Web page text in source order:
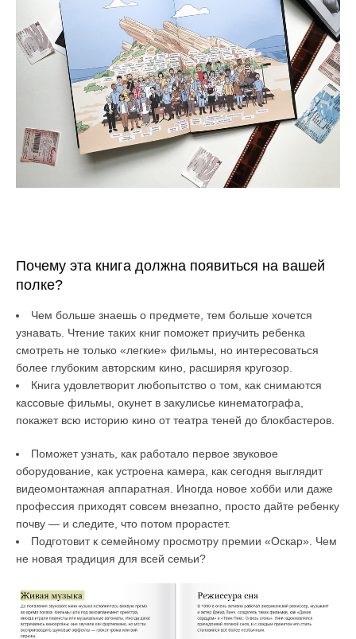
Почему эта книга должна появиться на вашей
полке?
Чем больше знаешь о предмете, тем больше хочется
узнавать. Чтение таких книг поможет приучить ребенка
смотреть не только «легкие» фильмы, но интересоваться
более глубоким авторским кино, расширяя кругозор.
Книга удовлетворит любопытство о том, как снимаются
кассовые фильмы, окунет в закулисье кинематографа,
покажет всю историю кино от театра теней до блокбастеров.
Поможет узнать, как работало первое звуковое
оборудование, как устроена камера, как сегодня выглядит
видеомонтажная аппаратная. Иногда новое хобби или даже
профессия приходят совсем внезапно, просто дайте ребенку
почву — и следите, что потом прорастет.
Подготовит к семейному просмотру премии «Оскар». Чем
не новая традиция для всей семьи?